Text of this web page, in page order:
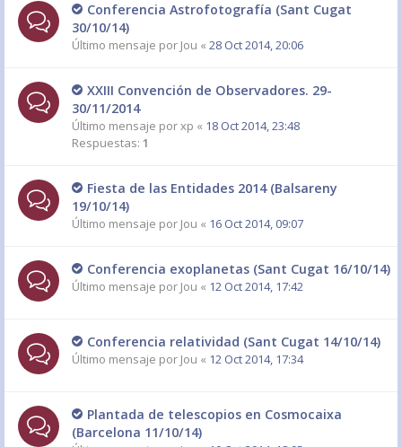
Conferencia Astrofotografía (Sant Cugat
30/10/14)
Último mensaje por Jou « 28 Oct 2014, 20:06
XXIII Convención de Observadores. 29-
30/11/2014
Último mensaje porxp « 18 Oct 2014, 23:48
Respuestas: 1
Fiesta de las Entidades 2014 (Balsareny
19/10/14)
Último mensaje por Jou « 16 Oct 2014, 09:07
Conferencia exoplanetas (Sant Cugat 16/10/14)
Último mensaje por Jou « 12 Oct 2014, 17:42
Conferencia relatividad (Sant Cugat 14/10/14)
Último mensaje por Jou « 12 Oct 2014, 17:34
Plantada de telescopios en Cosmocaixa
(Barcelona 11/10/14)